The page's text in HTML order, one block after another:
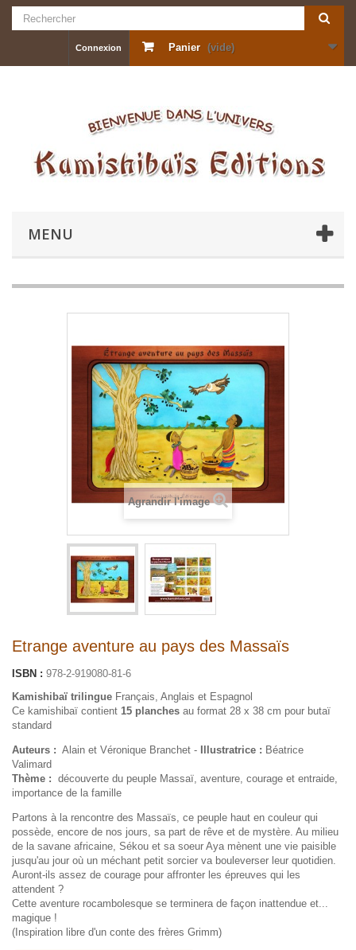
Panier (vide)
Connexion
MENU
Agrandir l'image
Etrange aventure au pays des Massaïs
ISBN : 978-2-919080-81-6
Kamishibaï trilingue Français, Anglais et Espagnol
Ce kamishibaï contient 15 planches au format 28 x 38 cm pour butaï
standard
Auteurs : Alain et Véronique Branchet - Illustratrice : Béatrice
Valimard
Thème : découverte du peuple Massaï, aventure, courage et entraide,
importance de la famille
Partons à la rencontre des Massaïs, ce peuple haut en couleur qui
possède, encore de nos jours, sa part de rêve et de mystère. Au milieu
de la savane africaine, Sékou et sa soeur Aya mènent une vie paisible
jusqu'au jour où un méchant petit sorcier va bouleverser leur quotidien.
Auront-ils assez de courage pour affronter les épreuves qui les
attendent ?
Cette aventure rocambolesque se terminera de façon inattendue et...
magique !
(Inspiration libre d'un conte des frères Grimm)